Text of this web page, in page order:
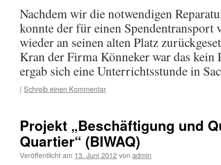
Nachdem wir die notwendigen
konnte der für einen Spendentransport
wieder an seinen alten Platz
Kran der Firma Könneker war das kein
ergab sich eine Unterrichtsstunde in
| Schreib einen Kommentar
Projekt „Beschäftigung und
Quartier“ (BIWAQ)
Veröffentlicht am 13. Juni 2012von admin